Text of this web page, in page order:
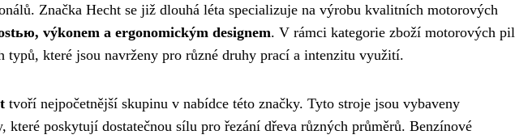
Značka Hecht se již dlouhá léta specializuje na výrobu kvalitních motorových
výkonem a ergonomickým designem. V rámci kategorie zboží motorových pil
typů, které jsou navrženy pro různé druhy prací a intenzitu využití.
tvoří nejpočetnější skupinu v nabídce této značky. Tyto stroje jsou vybaveny
poskytují dostatečnou sílu pro řezání dřeva různých průměrů. Benzínové